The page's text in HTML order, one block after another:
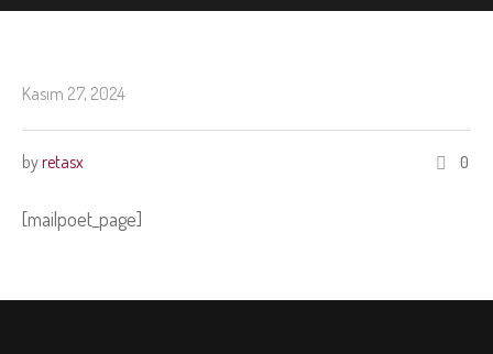
Kasım 27, 2024
byretasx 0
[mailpoet_page]